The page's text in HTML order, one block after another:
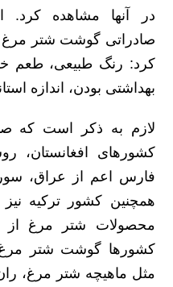
در آنها مشاهده کرد.
صادراتی گوشت شتر مرغ
کرد: رنگ طبیعی، طعم
بهداشتی بودن، اندازه
لازم به ذکر است که
کشورهای افغانستان،
فارس اعم از عراق،
همچنین کشور ترکیه
محصولات شتر مرغ از
کشورها گوشت شتر
مثل ماهیچه شتر مرغ،